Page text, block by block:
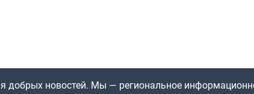
добрых новостей. Мы — региональное